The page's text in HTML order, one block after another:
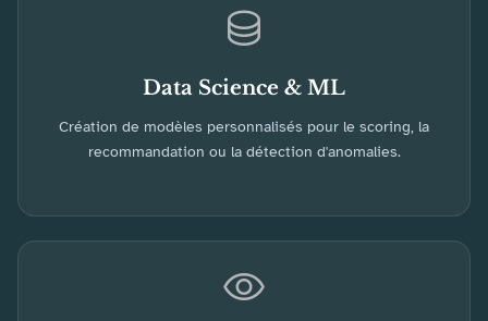
Data Science & ML
Création de modèles personnalisés pour le scoring, la
recommandation ou la détection d'anomalies.